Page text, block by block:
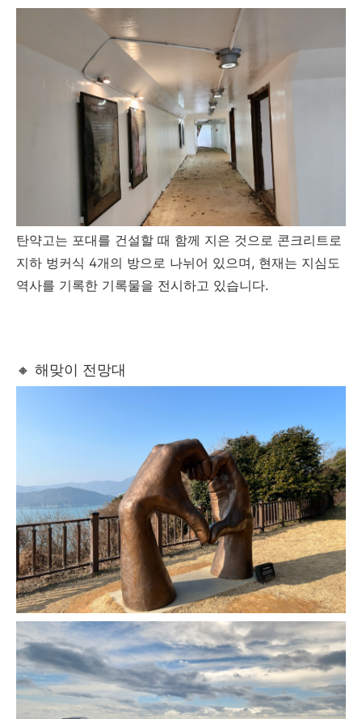
탄약고는 포대를 건설할 때 함께 지은 것으로 콘크리트로
지하 벙커식 4개의 방으로 나뉘어 있으며, 현재는 지심도
역사를 기록한 기록물을 전시하고 있습니다.
🔸 해맞이 전망대